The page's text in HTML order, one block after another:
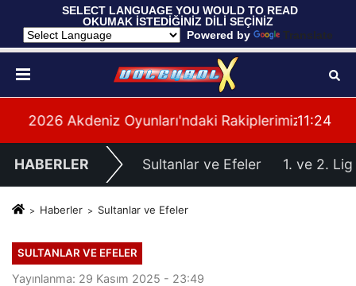
SELECT LANGUAGE YOU WOULD TO READ
OKUMAK İSTEDİĞİNİZ DİLİ SEÇİNİZ
Powered by
Translate
Belli Oldu
11:24 Filenin Sultanları, Fransa ile Hazırlık Maçı
HABERLER Sultanlar ve Efeler 1. ve 2. Lig
Haberler Sultanlar ve Efeler
SULTANLAR VE EFELER
Yayınlanma: 29 Kasım 2025 - 23:49